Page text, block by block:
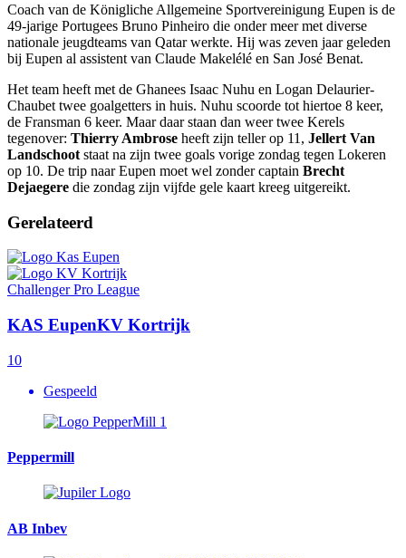
Coach van de Königliche Allgemeine Sportvereinigung Eupen is de
49-jarige Portugees Bruno Pinheiro die onder meer met diverse
nationale jeugdteams van Qatar werkte. Hij was zeven jaar geleden
bij Eupen al assistent van Claude Makelélé en San José Benat.
Het team heeft met de Ghanees Isaac Nuhu en Logan Delaurier-
Chaubet twee goalgetters in huis. Nuhu scoorde tot hiertoe 8 keer,
de Fransman 6 keer. Maar daar staan dan weer twee Kerels
tegenover: Thierry Ambrose heeft zijn teller op 11, Jellert Van
Landschoot staat na zijn twee goals vorige zondag tegen Lokeren
op 10. De trip naar Eupen moet wel zonder captain Brecht
Dejaegere die zondag zijn vijfde gele kaart kreeg uitgereikt.
Gerelateerd
Challenger Pro League
KAS EupenKV Kortrijk
10
Gespeeld
Peppermill
AB Inbev